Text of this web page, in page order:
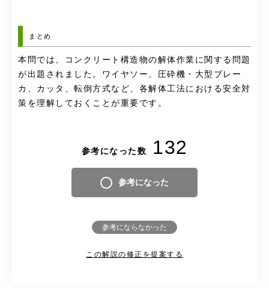
まとめ
本問では、コンクリート構造物の解体作業に関する問題
が出題されました。ワイヤソー、圧砕機・大型ブレー
カ、カッタ、転倒方式など、各解体工法における安全対
策を理解しておくことが重要です。
参考になった数 132
参考になった
参考にならなかった
この解説の修正を提案する